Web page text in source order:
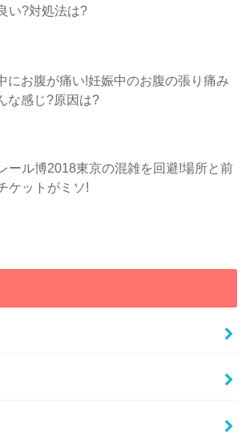
い?対処法は?
にお腹が痛い!妊娠中のお腹の張り痛み
な感じ?原因は?
ール博2018東京の混雑を回避!場所と前
ケットがミソ!